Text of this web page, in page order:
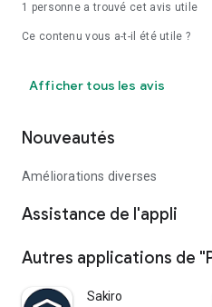
1 personne a trouvé cet avis utile
Ce contenu vous a-t-il été utile ?
Afficher tous les avis
Nouveautés
Améliorations diverses
Assistance de l'appli
Autres applications de
Sakiro